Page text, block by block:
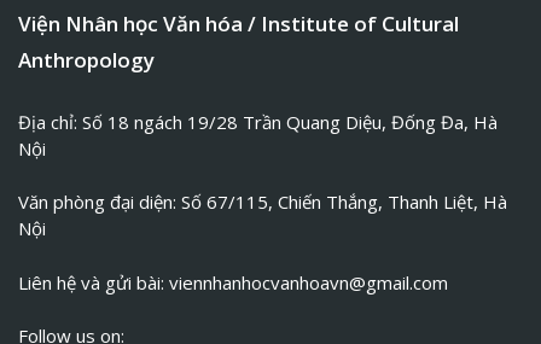
Viện Nhân học Văn hóa / Institute of Cultural
Anthropology
Địa chỉ: Số 18 ngách 19/28 Trần Quang Diệu, Đống Đa, Hà
Nội
Văn phòng đại diện: Số 67/115, Chiến Thắng, Thanh Liệt, Hà
Nội
Liên hệ và gửi bài: viennhanhocvanhoavn@gmail.com
Follow us on: